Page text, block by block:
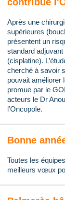
Après une
supérieures
présentent un
standard
(cisplatine).
cherché à savoir
pouvait améliorer
promue par le
acteurs le Dr
l’Oncopole.
Bonne
Toutes les
meilleurs vœux